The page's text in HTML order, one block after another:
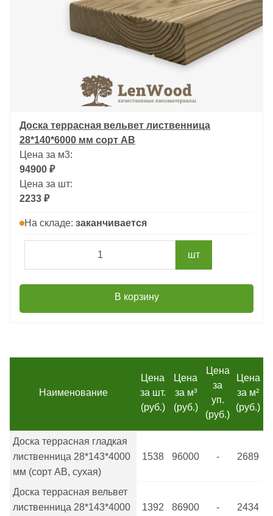
Доска террасная вельвет лиственница
28*140*6000 мм сорт АВ
Цена за м3:
94900 ₽
Цена за шт:
2233 ₽
На складе: заканчивается
шт
В корзину
Наименование
Цена
за шт.
(руб.)
Цена
за м³
(руб.)
Цена
за
уп.
(руб.)
Цена
за м²
(руб.)
Доска террасная гладкая
лиственница 28*143*4000
мм (сорт АВ, сухая)
1538 96000 - 2689
Доска террасная вельвет
лиственница 28*143*4000
1392 86900 - 2434